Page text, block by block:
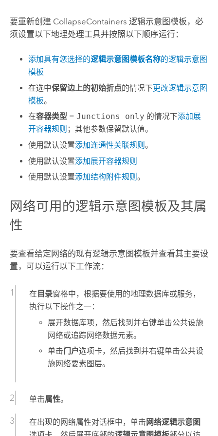
要重新创建 CollapseContainers 逻辑示意图模板，必
须设置以下地理处理工具并按照以下顺序运行：
添加具有您选择的逻辑示意图模板名称的逻辑示意图
模板
在选中保留边上的初始折点的情况下更改逻辑示意图
模板。
在容器类型 =Junctions only 的情况下添加展
开容器规则 ；其他参数保留默认值。
使用默认设置添加连通性关联规则。
使用默认设置添加展开容器规则
使用默认设置添加结构附件规则。
网络可用的逻辑示意图模板及其属
性
要查看给定网络的现有逻辑示意图模板并查看其主要设
置，可以运行以下工作流：
在 目录窗格中，根据要使用的地理数据库或服务，
执行以下操作之一：
展开数据库项，然后找到并右键单击公共设施
网络或追踪网络数据元素。
单击门户选项卡，然后找到并右键单击公共设
施网络要素图层。
单击属性。
在出现的网络属性对话框中，单击 网络逻辑示意图